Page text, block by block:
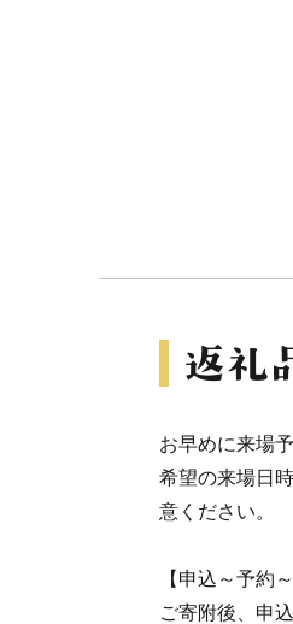
お早めに来場
希望の来場日
意ください。
【申込～予約
ご寄附後、申